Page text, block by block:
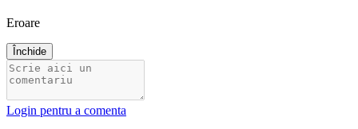
Eroare
Închide
Login pentru a comenta